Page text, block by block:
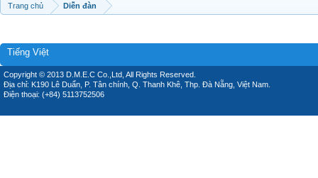
Trang chủ Diễn đàn
Tiếng Việt
Copyright © 2013 D.M.E.C Co.,Ltd, All Rights Reserved.
Địa chỉ: K190 Lê Duẩn, P. Tân chính, Q. Thanh Khê, Thp. Đà Nẵng, Việt Nam.
Điện thoại: (+84) 5113752506